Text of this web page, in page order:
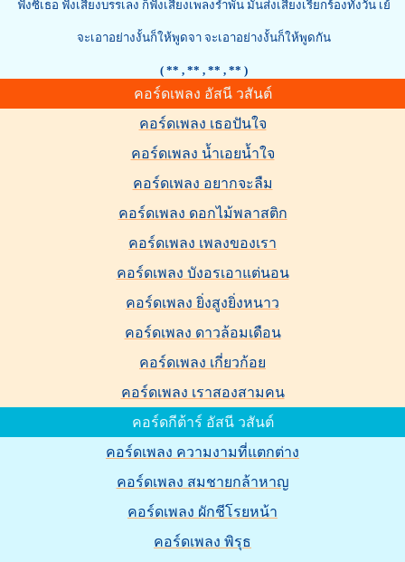
ฟังซิเธอ ฟังเสียงบรรเลง ก็ฟังเสียงเพลงรำพัน มันส่งเสียงเรียกร้องทั้งวัน เย้
จะเอาอย่างงั้นก็ให้พูดจา จะเอาอย่างงั้นก็ให้พูดกัน
( ** , ** , ** , ** )
คอร์ดเพลง อัสนี วสันต์
คอร์ดเพลง เธอปันใจ
คอร์ดเพลง น้ำเอยน้ำใจ
คอร์ดเพลง อยากจะลืม
คอร์ดเพลง ดอกไม้พลาสติก
คอร์ดเพลง เพลงของเรา
คอร์ดเพลง บังอรเอาแต่นอน
คอร์ดเพลง ยิ่งสูงยิ่งหนาว
คอร์ดเพลง ดาวล้อมเดือน
คอร์ดเพลง เกี่ยวก้อย
คอร์ดเพลง เราสองสามคน
คอร์ดกีต้าร์ อัสนี วสันต์
คอร์ดเพลง ความงามที่แตกต่าง
คอร์ดเพลง สมชายกล้าหาญ
คอร์ดเพลง ผักชีโรยหน้า
คอร์ดเพลง พิรุธ